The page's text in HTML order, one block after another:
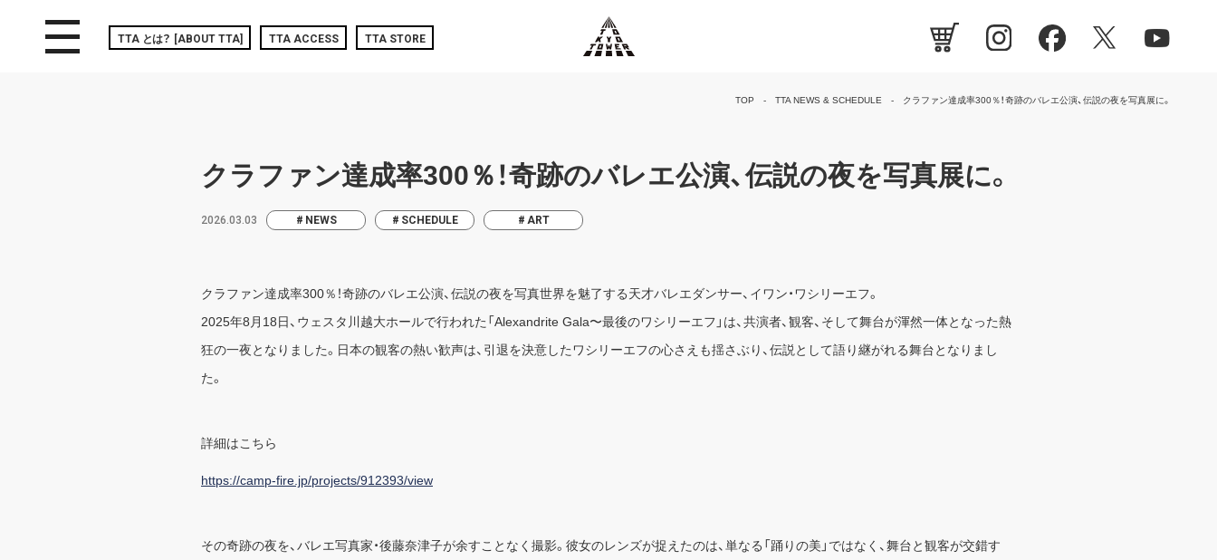
toggle navigation
TTA とは？ [ABOUT TTA] TTA ACCESS TTA STORE
TOP TTA NEWS & SCHEDULE クラファン達成率300％！奇跡のバレエ公演、伝説の夜を写真展に。
クラファン達成率300％！奇跡のバレエ公演、伝説の夜を写真展に。
2026.03.03 NEWS SCHEDULE ART
クラファン達成率300％！奇跡のバレエ公演、伝説の夜を写真世界を魅了する天才バレエダンサー、イワン・ワシリーエフ。
2025年8月18日、ウェスタ川越大ホールで行われた「Alexandrite Gala〜最後のワシリーエフ」は、共演者、観客、そして舞台が渾然一体となった熱
狂の一夜となりました。日本の観客の熱い歓声は、引退を決意したワシリーエフの心さえも揺さぶり、伝説として語り継がれる舞台となりまし
た。
詳細はこちら
https://camp-fire.jp/projects/912393/view
その奇跡の夜を、バレエ写真家・後藤奈津子が余すことなく撮影。彼女のレンズが捉えたのは、単なる「踊りの美」ではなく、舞台と観客が交錯す